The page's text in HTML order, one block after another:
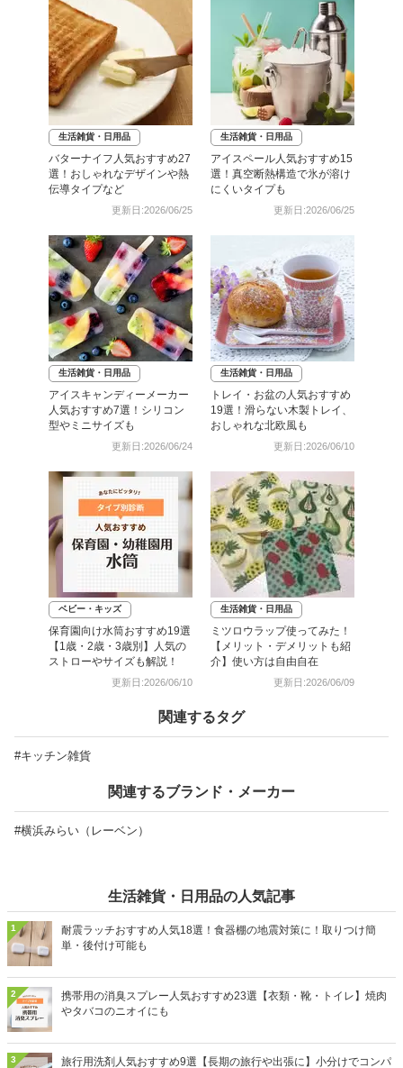
生活雑貨・日用品
バターナイフ人気おすすめ27
選！おしゃれなデザインや熱
伝導タイプなど
更新日:2026/06/25
生活雑貨・日用品
アイスペール人気おすすめ15
選！真空断熱構造で氷が溶け
にくいタイプも
更新日:2026/06/25
生活雑貨・日用品
アイスキャンディーメーカー
人気おすすめ7選！シリコン
型やミニサイズも
更新日:2026/06/24
生活雑貨・日用品
トレイ・お盆の人気おすすめ
19選！滑らない木製トレイ、
おしゃれな北欧風も
更新日:2026/06/10
ベビー・キッズ
保育園向け水筒おすすめ19選
【1歳・2歳・3歳別】人気の
ストローやサイズも解説！
更新日:2026/06/10
生活雑貨・日用品
ミツロウラップ使ってみた！
【メリット・デメリットも紹
介】使い方は自由自在
更新日:2026/06/09
関連するタグ
#キッチン雑貨
関連するブランド・メーカー
#横浜みらい（レーベン）
生活雑貨・日用品の人気記事
1
耐震ラッチおすすめ人気18選！食器棚の地震対策に！取りつけ簡
単・後付け可能も
2
携帯用の消臭スプレー人気おすすめ23選【衣類・靴・トイレ】焼肉
やタバコのニオイにも
3
旅行用洗剤人気おすすめ9選【長期の旅行や出張に】小分けでコンパ